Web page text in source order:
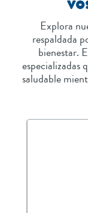
Explora
respaldada
bienestar.
especializadas
saludable